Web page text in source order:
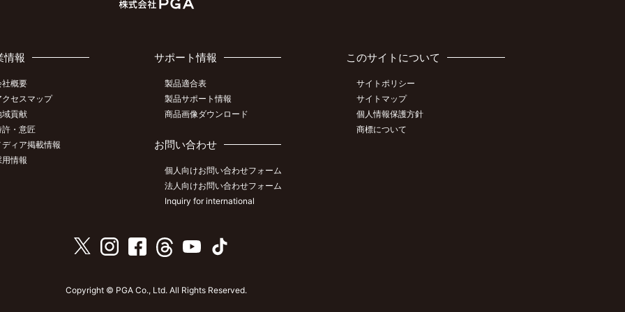
情報
社概要
クセスマップ
域貢献
許・意匠
ディア掲載情報
用情報
サポート情報
製品適合表
製品サポート情報
商品画像ダウンロード
お問い合わせ
個人向けお問い合わせフォーム
法人向けお問い合わせフォーム
Inquiry for international
このサイトについて
サイトポリシー
サイトマップ
個人情報保護方針
商標について
Copyright © PGA Co., Ltd. All Rights Reserved.